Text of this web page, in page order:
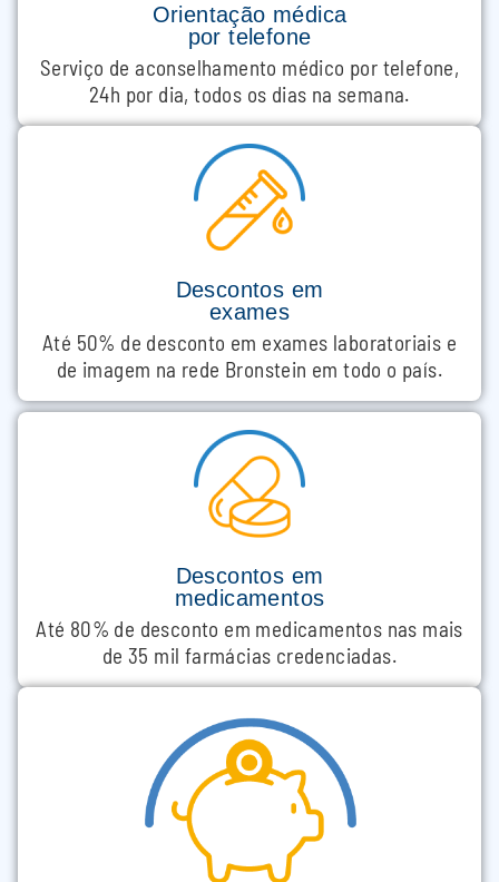
Orientação médica
por telefone
Serviço de aconselhamento médico por telefone,
24h por dia, todos os dias na semana.
Descontos em
exames
Até 50% de desconto em exames laboratoriais e
de imagem na rede Bronstein em todo o país.
Descontos em
medicamentos
Até 80% de desconto em medicamentos nas mais
de 35 mil farmácias credenciadas.